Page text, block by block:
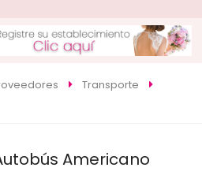
Transporte
Americano